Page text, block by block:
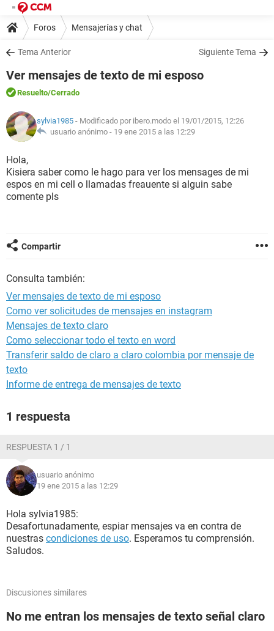
Foros Mensajerías y chat
Tema Anterior Siguiente Tema
Ver mensajes de texto de mi esposo
Resuelto/Cerrado
sylvia1985 - Modificado por ibero.modo el 19/01/2015, 12:26
usuario anónimo - 19 ene 2015 a las 12:29
Hola,
Kisiera saber como le hago para ver los mensages de mi
espos en mi cell o llamadas freauente si alguin sabe
comente pls
Compartir
Consulta también:
Ver mensajes de texto de mi esposo
Como ver solicitudes de mensajes en instagram
Mensajes de texto claro
Como seleccionar todo el texto en word
Transferir saldo de claro a claro colombia por mensaje de
texto
Informe de entrega de mensajes de texto
1 respuesta
RESPUESTA 1 / 1
usuario anónimo
19 ene 2015 a las 12:29
Hola sylvia1985:
Desafortunadamente, espiar mensajes va en contra de
nuestras condiciones de uso. Esperamos tu comprensión.
Saludos.
Discusiones similares
No me entran los mensajes de texto señal claro